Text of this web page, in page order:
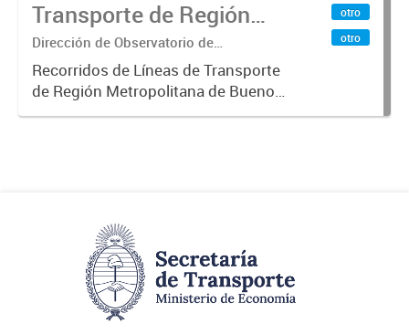
Transporte de Región
Metropolitana de
Buenos Aires (RMBA)
Dirección de Observatorio de
Transporte, Estudio y Sistemas
Recorridos de Líneas de Transporte
de Región Metropolitana de Buenos
Aires (RMBA).-
otro
otro